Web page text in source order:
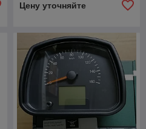
Цену уточняйте